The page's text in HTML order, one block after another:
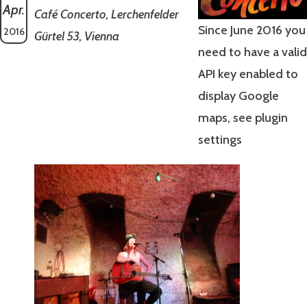
Apr.
2016
Since June 2016 you
need to have a valid
API key enabled to
display Google
maps, see plugin
settings
Café Concerto, Lerchenfelder
Gürtel 53, Vienna